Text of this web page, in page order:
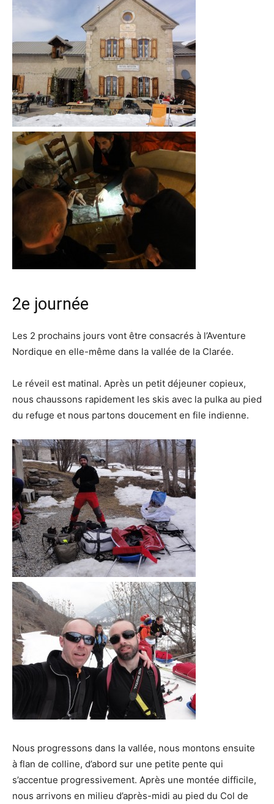
2e journée
Les 2 prochains jours vont être consacrés à l’Aventure
Nordique en elle-même dans la vallée de la Clarée.
Le réveil est matinal. Après un petit déjeuner copieux,
nous chaussons rapidement les skis avec la pulka au pied
du refuge et nous partons doucement en file indienne.
Nous progressons dans la vallée, nous montons ensuite
à flan de colline, d’abord sur une petite pente qui
s’accentue progressivement. Après une montée difficile,
nous arrivons en milieu d’après-midi au pied du Col de